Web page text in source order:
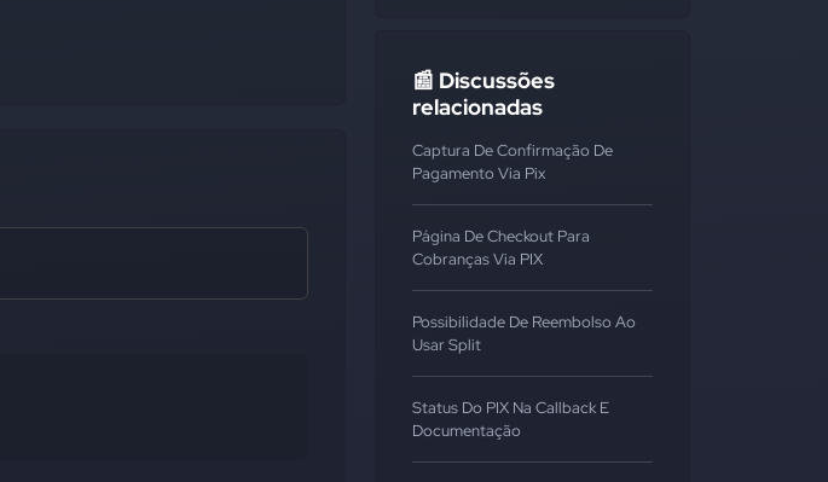
📰 Discussões
relacionadas
Captura De Confirmação De
Pagamento Via Pix
Página De Checkout Para
Cobranças Via PIX
Possibilidade De Reembolso Ao
Usar Split
Status Do PIX Na Callback E
Documentação